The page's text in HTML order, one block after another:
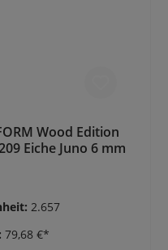
Wood Edition
Eiche Juno 6 mm
2.657
79,68 €*